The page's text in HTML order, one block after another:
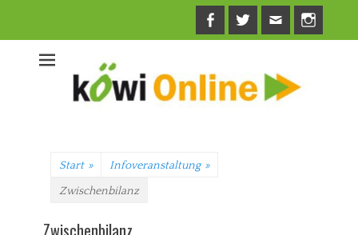
Facebook
Twitter
Mail
Start » Infoveranstaltung »
Zwischenbilanz